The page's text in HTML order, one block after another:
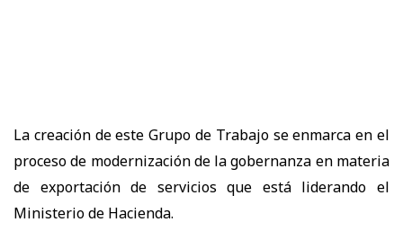
La creación de este Grupo de Trabajo se enmarca en el
proceso de modernización de la gobernanza en materia
de exportación de servicios que está liderando el
Ministerio de Hacienda.